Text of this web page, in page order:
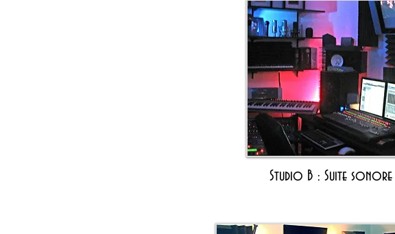
Studio B : Suite sonore